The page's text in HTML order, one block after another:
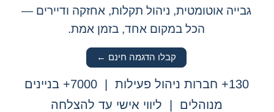
גבייה אוטומטית, ניהול תקלות, אחזקה ודיירים —
הכל במקום אחד, בזמן אמת.
קבלו הדגמה חינם ←
130+ חברות ניהול פעילות | 7000+ בניינים
מנוהלים | ליווי אישי עד להצלחה